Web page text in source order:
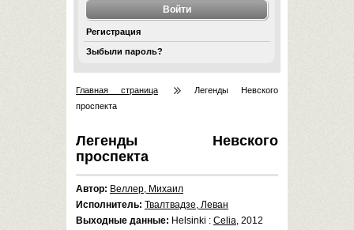
Регистрация
Зыбыли пароль?
Главная страница
Легенды Невского
проспекта
Легенды Невского
проспекта
Автор: Веллер, Михаил
Исполнитель: Твалтвадзе, Леван
Выходные данные: Helsinki : Celia, 2012